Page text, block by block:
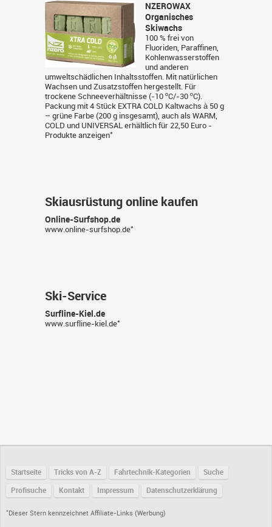
NZEROWAX
Organisches
Skiwachs
100 % frei von
Fluoriden, Paraffinen,
Kohlenwasserstoffen
und anderen
umweltschädlichen Inhaltsstoffen. Mit natürlichen
Wachsen und Zusatzstoffen hergestellt. Für
trockene Schneeverhältnisse (-10 ºC/-30 ºC).
Packung mit 4 Stück EXTRA COLD Kaltwachs à 50 g
– grüne Farbe (200 g insgesamt), auch als WARM,
COLD und UNIVERSAL erhältlich für 22,50 Euro -
Produkte anzeigen*
Skiausrüstung online kaufen
Online-Surfshop.de
www.online-surfshop.de*
Ski-Service
Surfline-Kiel.de
www.surfline-kiel.de*
Startseite Tricks von A-Z Fahrtechnik-Kategorien Suche
Profisuche Kontakt Impressum Datenschutzerklärung
*Dieser Stern kennzeichnet Affiliate-Links (Werbung)